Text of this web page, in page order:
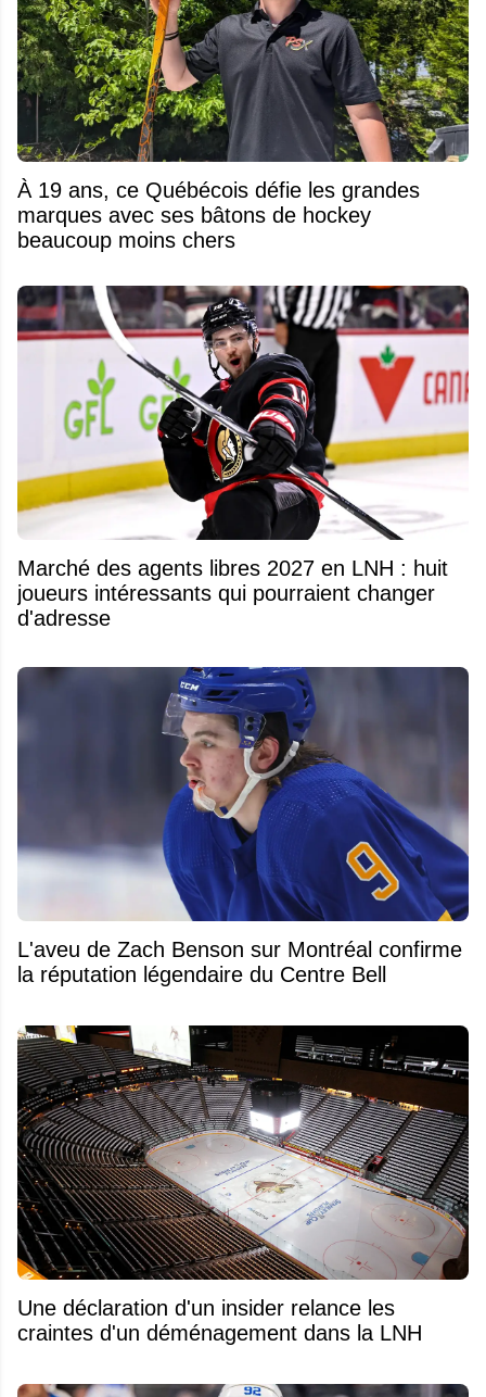
À 19 ans, ce Québécois défie les grandes
marques avec ses bâtons de hockey
beaucoup moins chers
Marché des agents libres 2027 en LNH : huit
joueurs intéressants qui pourraient changer
d'adresse
L'aveu de Zach Benson sur Montréal confirme
la réputation légendaire du Centre Bell
Une déclaration d'un insider relance les
craintes d'un déménagement dans la LNH